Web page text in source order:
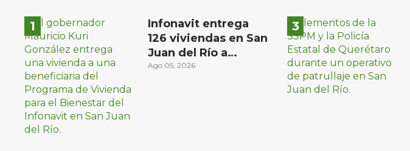
Infonavit entrega
126 viviendas en San
Juan del Río a
familias de bajos
Ago 05, 2026